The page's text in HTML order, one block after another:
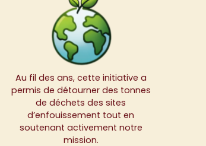
Au fil des ans, cette initiative a
permis de détourner des tonnes
de déchets des sites
d’enfouissement tout en
soutenant activement notre
mission.